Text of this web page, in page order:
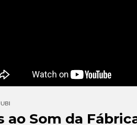
UBI
ao Som da